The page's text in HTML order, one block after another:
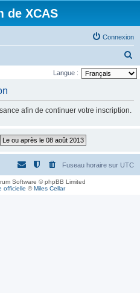
de XCAS
Connexion
e
h
Langue :
afin de continuer votre inscription.
Le ou après le 08 août 2013
Fuseau horaire sur UTC
Software © phpBB Limited
officielle ©Miles Cellar